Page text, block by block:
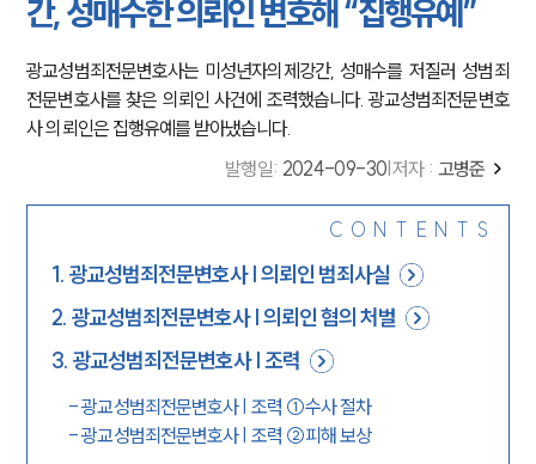
간, 성매수한 의뢰인 변호해 “집행유예”
광교성범죄전문변호사는 미성년자의제강간, 성매수를 저질러 성범죄
전문변호사를 찾은 의뢰인 사건에 조력했습니다. 광교성범죄전문변호
사 의뢰인은 집행유예를 받아냈습니다.
발행일: 2024-09-30 저자 : 고병준
CONTENTS
1. 광교성범죄전문변호사 | 의뢰인 범죄사실
2. 광교성범죄전문변호사 | 의뢰인 혐의 처벌
3. 광교성범죄전문변호사 | 조력
-광교성범죄전문변호사 | 조력 ①수사 절차
-광교성범죄전문변호사 | 조력 ②피해 보상